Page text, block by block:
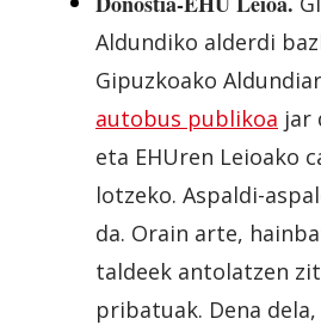
Aldundiko alderdi
Gipuzkoako
autobus publikoa jar
eta EHUren Leioako
lotzeko. Aspaldi-
da. Orain arte,
taldeek antolatzen
pribatuak. Dena